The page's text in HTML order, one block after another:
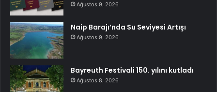
Ağustos 9, 2026
Naip Barajı’nda Su Seviyesi Artışı
Ağustos 9, 2026
Bayreuth Festivali 150. yılını kutladı
Ağustos 8, 2026